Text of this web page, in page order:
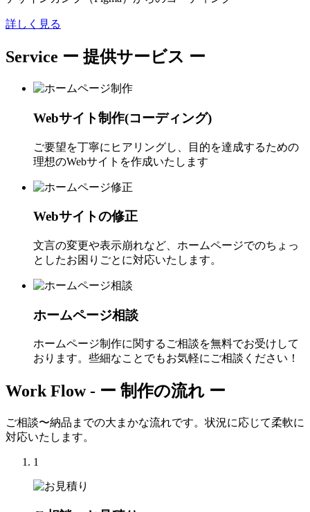
詳しく見る
Service ー 提供サービス ー
Webサイト制作(コーディング)
ご要望を丁寧にヒアリングし、目的を達成するための
理想のWebサイトを作成いたします
Webサイトの修正
文言の変更や表示崩れなど、ホームページでのちょっ
としたお困りごとに対応いたします。
ホームページ相談
ホームページ制作に関するご相談を無料でお受けして
おります。些細なことでもお気軽にご相談ください！
Work Flow - ー 制作の流れ ー
ご相談〜納品までの大まかな流れです。状況に応じて柔軟に
対応いたします。
1